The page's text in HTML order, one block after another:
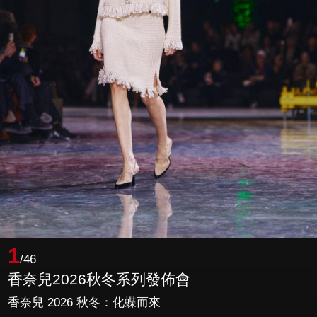
1/46
香奈兒2026秋冬系列發佈會
香奈兒 2026 秋冬：化蝶而來